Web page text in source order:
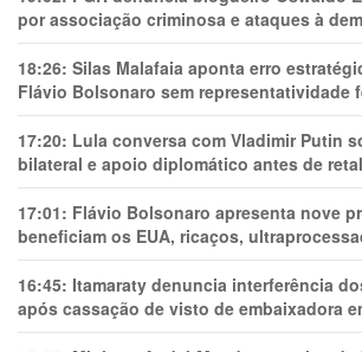
por associação criminosa e ataques à
18:26: Silas Malafaia aponta erro
Flávio Bolsonaro sem representatividade
17:20: Lula conversa com Vladimir Putin
bilateral e apoio diplomático antes de
17:01: Flávio Bolsonaro apresenta nove
beneficiam os EUA, ricaços,
16:45: Itamaraty denuncia interferência
após cassação de visto de embaixadora